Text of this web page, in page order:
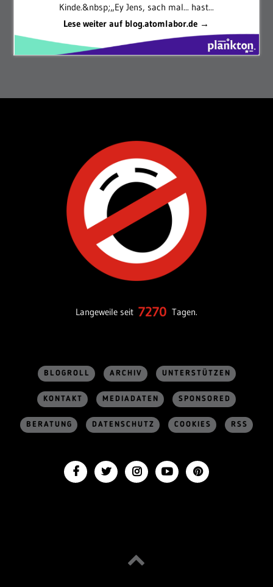
Kinde.&nbsp;„Ey Jens, sach mal... hast...
Lese weiter auf blog.atomlabor.de →
Langeweile seit 7270 Tagen.
BLOGROLL ARCHIV UNTERSTÜTZEN
KONTAKT MEDIADATEN SPONSORED
BERATUNG DATENSCHUTZ COOKIES RSS